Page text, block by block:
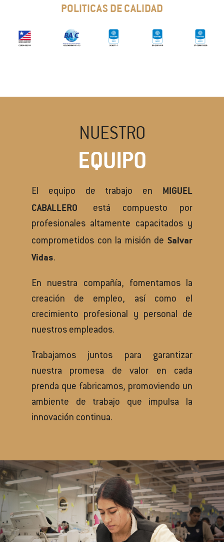
POLITICAS DE CALIDAD
NUESTRO
EQUIPO
El equipo de trabajo en MIGUEL
CABALLERO está compuesto por
profesionales altamente capacitados y
comprometidos con la misión de Salvar
Vidas.
En nuestra compañía, fomentamos la
creación de empleo, así como el
crecimiento profesional y personal de
nuestros empleados.
Trabajamos juntos para garantizar
nuestra promesa de valor en cada
prenda que fabricamos, promoviendo un
ambiente de trabajo que impulsa la
innovación continua.